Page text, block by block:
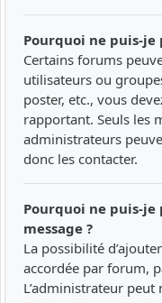
Pourquoi ne puis-je
Certains forums
utilisateurs ou
poster, etc., vous
rapportant. Seuls les
administrateurs
donc les contacter.
Pourquoi ne puis-je
message ?
La possibilité
accordée par forum,
L’administrateur peut